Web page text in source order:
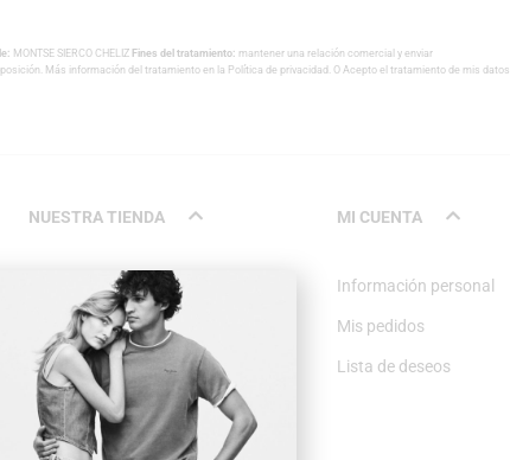
MONTSE SIERCO CHELIZ Fines del tratamiento: mantener una relación comercial y enviar
Más información del tratamiento en la Política de privacidad . O Acepto el tratamiento de mis datos
NUESTRA TIENDA
Contacto
MI CUENTA
Información personal
Mis pedidos
Lista de deseos